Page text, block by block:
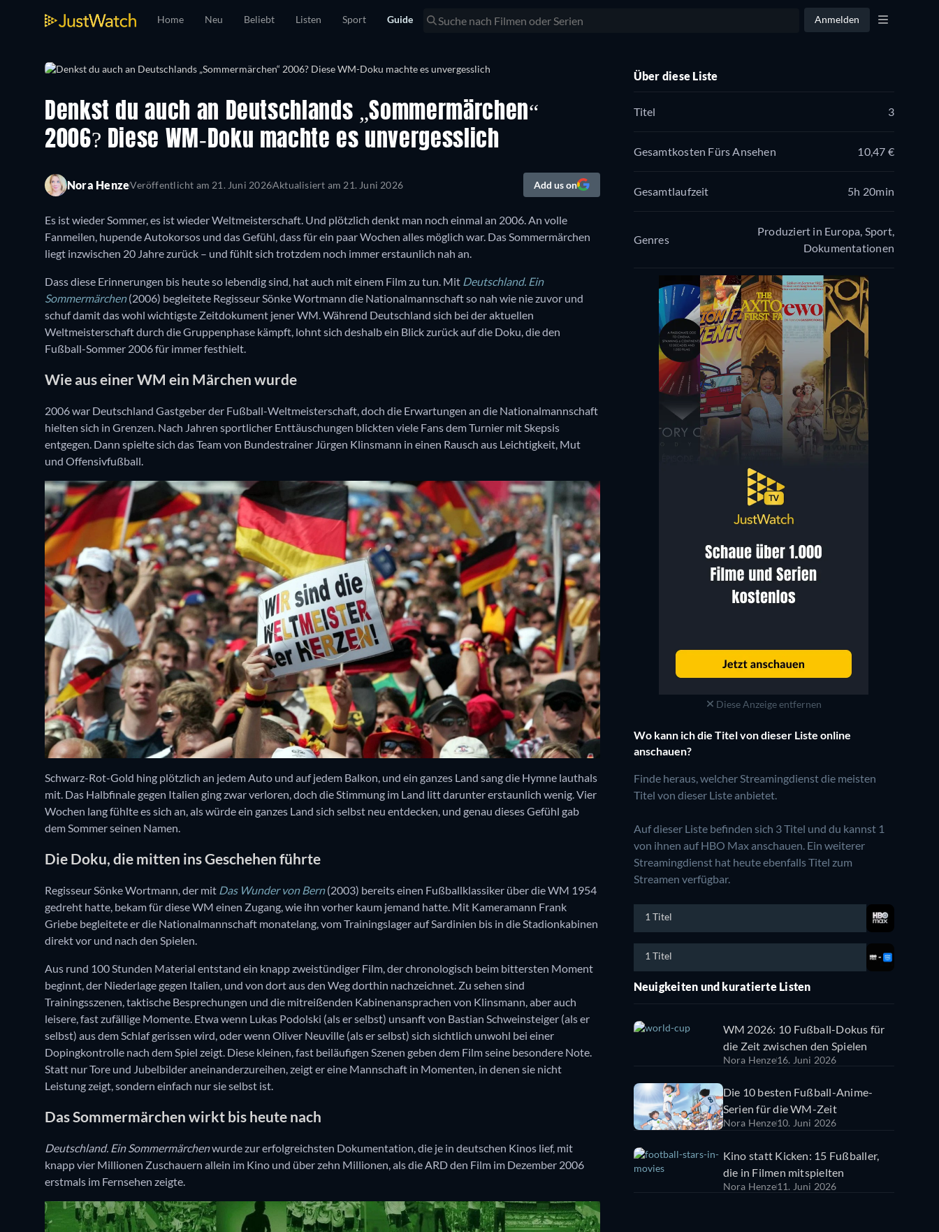
Home Neu Beliebt Listen Sport Guide Anmelden
Denkst du auch an Deutschlands „Sommermärchen“
2006? Diese WM-Doku machte es unvergesslich
Nora HenzeVeröffentlicht am 21. Juni 2026Aktualisiert am 21. Juni 2026 Add us on
Es ist wieder Sommer, es ist wieder Weltmeisterschaft. Und plötzlich denkt man noch einmal an 2006. An volle
Fanmeilen, hupende Autokorsos und das Gefühl, dass für ein paar Wochen alles möglich war. Das Sommermärchen
liegt inzwischen 20 Jahre zurück – und fühlt sich trotzdem noch immer erstaunlich nah an.
Dass diese Erinnerungen bis heute so lebendig sind, hat auch mit einem Film zu tun. Mit Deutschland. Ein
Sommermärchen(2006) begleitete Regisseur Sönke Wortmann die Nationalmannschaft so nah wie nie zuvor und
schuf damit das wohl wichtigste Zeitdokument jener WM. Während Deutschland sich bei der aktuellen
Weltmeisterschaft durch die Gruppenphase kämpft, lohnt sich deshalb ein Blick zurück auf die Doku, die den
Fußball-Sommer 2006 für immer festhielt.
Wie aus einer WM ein Märchen wurde
2006 war Deutschland Gastgeber der Fußball-Weltmeisterschaft, doch die Erwartungen an die Nationalmannschaft
hielten sich in Grenzen. Nach Jahren sportlicher Enttäuschungen blickten viele Fans dem Turnier mit Skepsis
entgegen. Dann spielte sich das Team von Bundestrainer Jürgen Klinsmann in einen Rausch aus Leichtigkeit, Mut
und Offensivfußball.
Schwarz-Rot-Gold hing plötzlich an jedem Auto und auf jedem Balkon, und ein ganzes Land sang die Hymne lauthals
mit. Das Halbfinale gegen Italien ging zwar verloren, doch die Stimmung im Land litt darunter erstaunlich wenig. Vier
Wochen lang fühlte es sich an, als würde ein ganzes Land sich selbst neu entdecken, und genau dieses Gefühl gab
dem Sommer seinen Namen.
Die Doku, die mitten ins Geschehen führte
Regisseur Sönke Wortmann, der mit Das Wunder von Bern(2003) bereits einen Fußballklassiker über die WM 1954
gedreht hatte, bekam für diese WM einen Zugang, wie ihn vorher kaum jemand hatte. Mit Kameramann Frank
Griebe begleitete er die Nationalmannschaft monatelang, vom Trainingslager auf Sardinien bis in die Stadionkabinen
direkt vor und nach den Spielen.
Aus rund 100 Stunden Material entstand ein knapp zweistündiger Film, der chronologisch beim bittersten Moment
beginnt, der Niederlage gegen Italien, und von dort aus den Weg dorthin nachzeichnet. Zu sehen sind
Trainingsszenen, taktische Besprechungen und die mitreißenden Kabinenansprachen von Klinsmann, aber auch
leisere, fast zufällige Momente. Etwa wenn Lukas Podolski (als er selbst) unsanft von Bastian Schweinsteiger (als er
selbst) aus dem Schlaf gerissen wird, oder wenn Oliver Neuville (als er selbst) sich sichtlich unwohl bei einer
Dopingkontrolle nach dem Spiel zeigt. Diese kleinen, fast beiläufigen Szenen geben dem Film seine besondere Note.
Statt nur Tore und Jubelbilder aneinanderzureihen, zeigt er eine Mannschaft in Momenten, in denen sie nicht
Leistung zeigt, sondern einfach nur sie selbst ist.
Das Sommermärchen wirkt bis heute nach
Deutschland. Ein Sommermärchenwurde zur erfolgreichsten Dokumentation, die je in deutschen Kinos lief, mit
knapp vier Millionen Zuschauern allein im Kino und über zehn Millionen, als die ARD den Film im Dezember 2006
erstmals im Fernsehen zeigte.
Über diese Liste
Titel 3
Gesamtkosten Fürs Ansehen 10,47 €
Gesamtlaufzeit 5h 20min
Genres
Produziert in Europa, Sport,
Dokumentationen
Diese Anzeige entfernen
Wo kann ich die Titel von dieser Liste online
anschauen?
Finde heraus, welcher Streamingdienst die meisten
Titel von dieser Liste anbietet.
Auf dieser Liste befinden sich 3 Titel und du kannst 1
von ihnen auf HBO Max anschauen. Ein weiterer
Streamingdienst hat heute ebenfalls Titel zum
Streamen verfügbar.
1 Titel
1 Titel
Neuigkeiten und kuratierte Listen
WM 2026: 10 Fußball-Dokus für
die Zeit zwischen den Spielen
Nora Henze16. Juni 2026
Die 10 besten Fußball-Anime-
Serien für die WM-Zeit
Nora Henze10. Juni 2026
Kino statt Kicken: 15 Fußballer,
die in Filmen mitspielten
Nora Henze11. Juni 2026